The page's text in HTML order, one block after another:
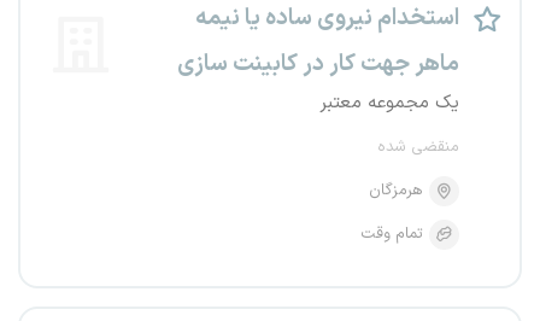
استخدام نیروی ساده یا نیمه
ماهر جهت کار در کابینت سازی
یک مجموعه معتبر
منقضی شده
هرمزگان
تمام وقت